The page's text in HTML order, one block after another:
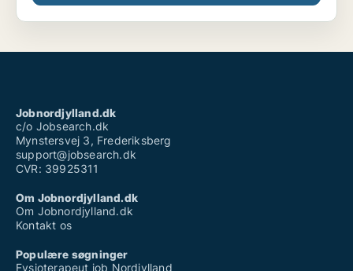
Jobnordjylland.dk
c/o Jobsearch.dk
Mynstersvej 3, Frederiksberg
support@jobsearch.dk
CVR: 39925311
Om Jobnordjylland.dk
Om Jobnordjylland.dk
Kontakt os
Populære søgninger
Fysioterapeut job Nordjylland